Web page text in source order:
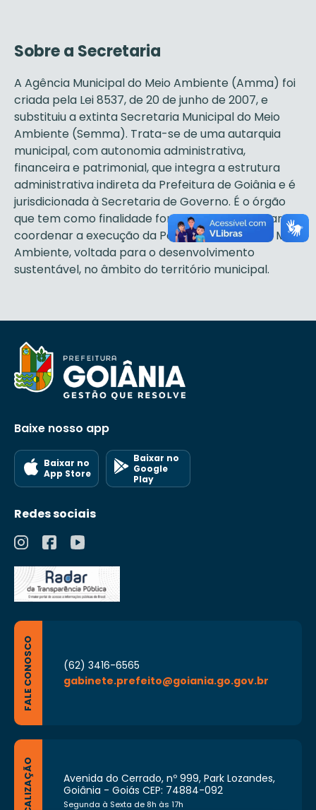
Sobre a Secretaria
A Agência Municipal do Meio Ambiente (Amma) foi
criada pela Lei 8537, de 20 de junho de 2007, e
substituiu a extinta Secretaria Municipal do Meio
Ambiente (Semma). Trata-se de uma autarquia
municipal, com autonomia administrativa,
financeira e patrimonial, que integra a estrutura
administrativa indireta da Prefeitura de Goiânia e é
jurisdicionada à Secretaria de Governo. É o órgão
que tem como finalidade formular, implementar e
coordenar a execução da Política Municipal do Meio
Ambiente, voltada para o desenvolvimento
sustentável, no âmbito do território municipal.
Baixe nosso app
Baixar no
App Store
Baixar no
Google
Play
Redes sociais
FALE CONOSCO
(62) 3416-6565
gabinete.prefeito@goiania.go.gov.br
LOCALIZAÇÃO
Avenida do Cerrado, nº 999, Park Lozandes,
Goiânia - Goiás CEP: 74884-092
Segunda à Sexta de 8h às 17h